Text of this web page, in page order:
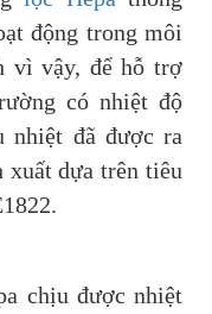
động trong môi
vì vậy, để hỗ trợ
có nhiệt độ
nhiệt đã được ra
xuất dựa trên tiêu
chịu được nhiệt